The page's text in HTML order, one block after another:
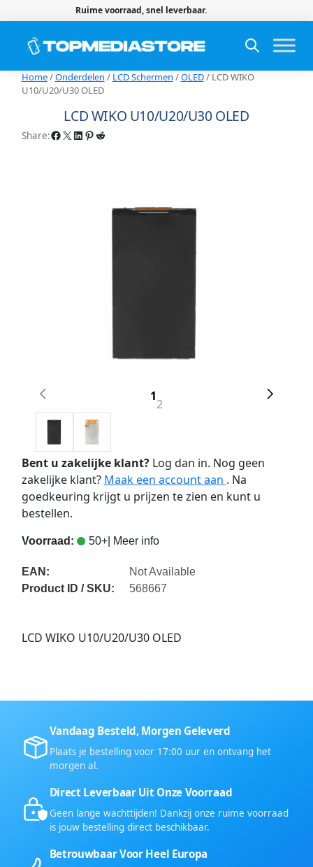
Ruime voorraad, snel leverbaar.
Home/Onderdelen / LCD Schermen /OLED/ LCD WIKO
U10/U20/U30 OLED
LCD WIKO U10/U20/U30 OLED
Share:Facebook X LinkedIn Pinterest Reddit
1
2
Bent u zakelijke klant?Log dan in. Nog geen
zakelijke klant? Maak een account aan . Na
goedkeuring krijgt u prijzen te zien en kunt u
bestellen.
Voorraad: 50+| Meer info
EAN:
Not Available
Product ID / SKU:
568667
LCD WIKO U10/U20/U30 OLED
Vandaag Besteld, Morgen Geleverd
Plaats je bestelling voor 17:00 uur en ontvang het
morgen al.
Direct Leverbaar Uit Onze Voorraad
Geen lange wachttijden! Dankzij onze ruime voorraad
is jouw bestelling direct beschikbaar.
Betrouwbaar Voor Heel Europa